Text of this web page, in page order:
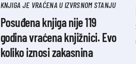
KNJIGA JE VRAĆENA U IZVRSNOM STANJU
Posuđena knjiga nije 119
godina vraćena knjižnici. Evo
koliko iznosi zakasnina